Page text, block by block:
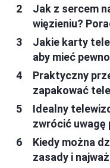
Jak z sercem
więzieniu?
Jakie karty
aby mieć
Praktyczny
zapakować
Idealny
zwrócić uwagę
Kiedy można
zasady i